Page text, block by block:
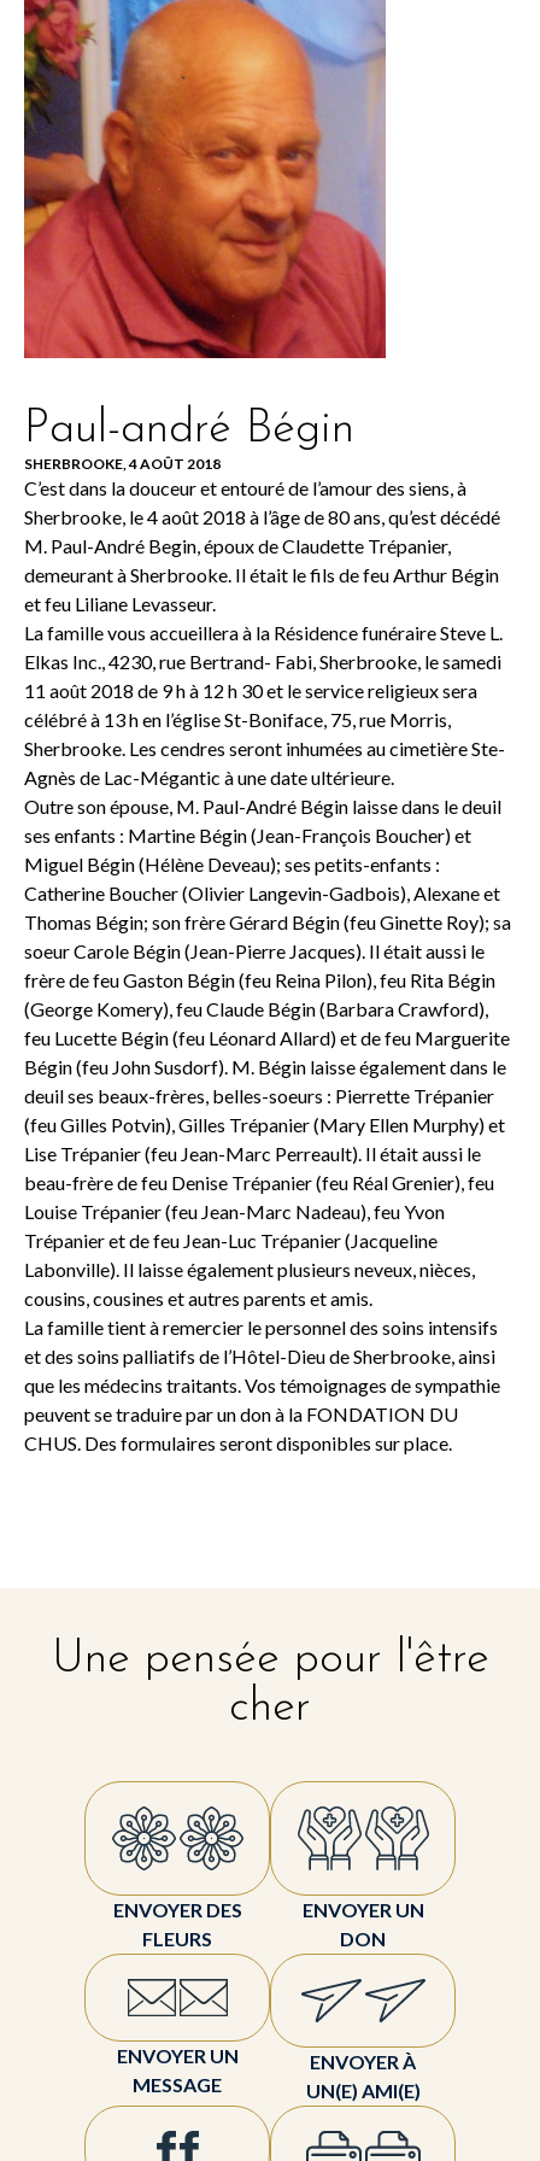
Paul-andré Bégin
SHERBROOKE, 4 AOÛT 2018
C’est dans la douceur et entouré de l’amour des siens, à
Sherbrooke, le 4 août 2018 à l’âge de 80 ans, qu’est décédé
M. Paul-André Begin, époux de Claudette Trépanier,
demeurant à Sherbrooke. Il était le fils de feu Arthur Bégin
et feu Liliane Levasseur.
La famille vous accueillera à la Résidence funéraire Steve L.
Elkas Inc., 4230, rue Bertrand- Fabi, Sherbrooke, le samedi
11 août 2018 de 9 h à 12 h 30 et le service religieux sera
célébré à 13 h en l’église St-Boniface, 75, rue Morris,
Sherbrooke. Les cendres seront inhumées au cimetière Ste-
Agnès de Lac-Mégantic à une date ultérieure.
Outre son épouse, M. Paul-André Bégin laisse dans le deuil
ses enfants : Martine Bégin (Jean-François Boucher) et
Miguel Bégin (Hélène Deveau); ses petits-enfants :
Catherine Boucher (Olivier Langevin-Gadbois), Alexane et
Thomas Bégin; son frère Gérard Bégin (feu Ginette Roy); sa
soeur Carole Bégin (Jean-Pierre Jacques). Il était aussi le
frère de feu Gaston Bégin (feu Reina Pilon), feu Rita Bégin
(George Komery), feu Claude Bégin (Barbara Crawford),
feu Lucette Bégin (feu Léonard Allard) et de feu Marguerite
Bégin (feu John Susdorf). M. Bégin laisse également dans le
deuil ses beaux-frères, belles-soeurs : Pierrette Trépanier
(feu Gilles Potvin), Gilles Trépanier (Mary Ellen Murphy) et
Lise Trépanier (feu Jean-Marc Perreault). Il était aussi le
beau-frère de feu Denise Trépanier (feu Réal Grenier), feu
Louise Trépanier (feu Jean-Marc Nadeau), feu Yvon
Trépanier et de feu Jean-Luc Trépanier (Jacqueline
Labonville). Il laisse également plusieurs neveux, nièces,
cousins, cousines et autres parents et amis.
La famille tient à remercier le personnel des soins intensifs
et des soins palliatifs de l’Hôtel-Dieu de Sherbrooke, ainsi
que les médecins traitants. Vos témoignages de sympathie
peuvent se traduire par un don à la FONDATION DU
CHUS. Des formulaires seront disponibles sur place.
Une pensée pour l'être
cher
ENVOYER DES
FLEURS
ENVOYER UN
DON
ENVOYER UN
MESSAGE
ENVOYER À
UN(E) AMI(E)